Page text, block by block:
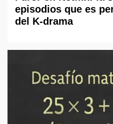
episodios que es
del K-drama